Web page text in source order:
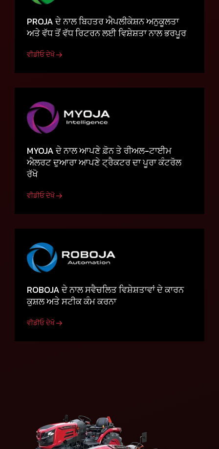
PROJA ਦੇ ਨਾਲ ਬਿਹਤਰ ਐਪਲੀਕੇਸ਼ਨ ਅਨੁਕੂਲਤਾ
ਅਤੇ ਵੱਧ ਤੋਂ ਵੱਧ ਰਿਟਰਨ ਲਈ ਵਿਸ਼ੇਸ਼ਤਾ ਨਾਲ ਭਰਪੂਰ
ਵੀਡੀਓ ਦੇਖੋ
MYOJA ਦੇ ਨਾਲ ਆਪਣੇ ਫ਼ੋਨ ਤੇ ਰੀਅਲ-ਟਾਈਮ
ਐਲਰਟ ਦੁਆਰਾ ਆਪਣੇ ਟ੍ਰੈਕਟਰ ਦਾ ਪੂਰਾ ਕੰਟਰੋਲ
ਰੱਖੋ
ਵੀਡੀਓ ਦੇਖੋ
ROBOJA ਦੇ ਨਾਲ ਸਵੈਚਲਿਤ ਵਿਸ਼ੇਸ਼ਤਾਵਾਂ ਦੇ ਕਾਰਨ
ਕੁਸ਼ਲ ਅਤੇ ਸਟੀਕ ਕੰਮ ਕਰਨਾ
ਵੀਡੀਓ ਦੇਖੋ